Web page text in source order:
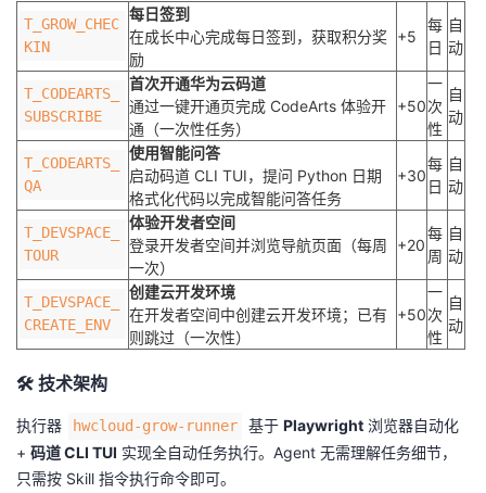
子
直
播
的
活
我
的
我
的
开
发
者
学
堂
的
Programs
的
支
持
我
T_GROW_CHEC
KIN
每日签到
在成长中心完成每日签到，获取积分奖
励
+5
每
日
自
动
T_CODEARTS_
SUBSCRIBE
首次开通华为云码道
通过一键开通页完成 CodeArts 体验开
通（一次性任务）
+50
一
次
性
自
动
T_CODEARTS_
QA
使用智能问答
启动码道 CLI TUI，提问 Python 日期
格式化代码以完成智能问答任务
+30
每
日
自
动
T_DEVSPACE_
TOUR
体验开发者空间
登录开发者空间并浏览导航页面（每周
一次）
+20
每
周
自
动
T_DEVSPACE_
CREATE_ENV
创建云开发环境
在开发者空间中创建云开发环境；已有
则跳过（一次性）
+50
一
次
性
自
动
🛠️ 技术架构
执行器 hwcloud-grow-runner 基于 Playwright 浏览器自动化
+ 码道 CLI TUI 实现全自动任务执行。Agent 无需理解任务细节，
只需按 Skill 指令执行命令即可。